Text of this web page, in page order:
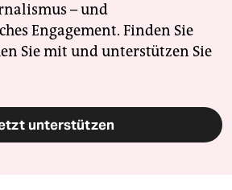
– und
Engagement. Finden Sie
Sie mit und unterstützen Sie
unterstützen